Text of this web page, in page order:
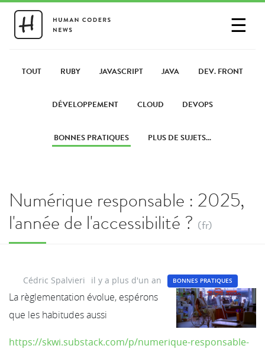
☰
PARTAGER UN LIEN
TOUT RUBY JAVASCRIPT JAVA DEV. FRONT
DÉVELOPPEMENT CLOUD DEVOPS
BONNES PRATIQUES PLUS DE SUJETS...
Numérique responsable : 2025,
l'année de l'accessibilité ? (fr)
Cédric Spalvieri il y a plus d'un an BONNES PRATIQUES
La règlementation évolue, espérons
que les habitudes aussi
https://skwi.substack.com/p/numerique-responsable-